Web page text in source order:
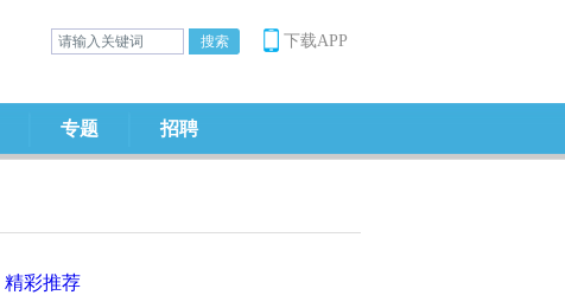
下载APP
专题 招聘
精彩推荐